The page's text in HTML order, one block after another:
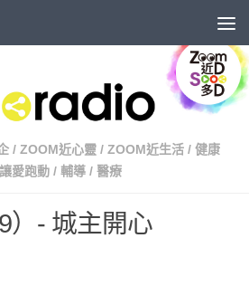
/ ZOOM近心靈 / ZOOM近生活 / 健康
讓愛跑動 / 輔導 / 醫療
）- 城主開心